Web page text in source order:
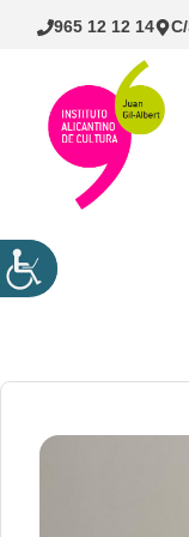
Saltar
965 12 12 14